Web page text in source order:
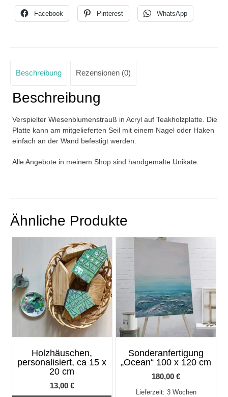
40
Facebook Pinterest WhatsApp
Beschreibung Rezensionen (0)
Beschreibung
Verspielter Wiesenblumenstrauß in Acryl auf Teakholzplatte. Die
Platte kann am mitgelieferten Seil mit einem Nagel oder Haken
einfach an der Wand befestigt werden.
Alle Angebote in meinem Shop sind handgemalte Unikate.
Ähnliche Produkte
Holzhäuschen,
personalisiert, ca 15 x
20 cm
13,00 €
Sonderanfertigung
„Ocean“ 100 x 120 cm
180,00 €
Lieferzeit: 3 Wochen